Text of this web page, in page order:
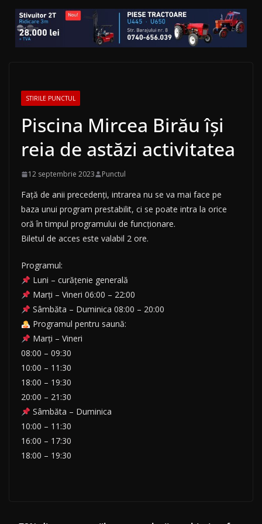
STIRILE PUNCTUL
Piscina Mircea Birău își
reia de astăzi activitatea
12 septembrie 2023 Punctul
Față de anii precedenți, intrarea nu se va mai face pe
baza unui program prestabilit, ci se poate intra la orice
oră în timpul programului de funcționare.
Biletul de acces este valabil 2 ore.
Programul:
Luni – curățenie generală
Marți – Vineri 06:00 – 22:00
Sâmbăta – Duminica 08:00 – 20:00
Programul pentru saună:
Marți – Vineri
08:00 – 09:30
10:00 – 11:30
18:00 – 19:30
20:00 – 21:30
Sâmbăta – Duminica
10:00 – 11:30
16:00 – 17:30
18:00 – 19:30